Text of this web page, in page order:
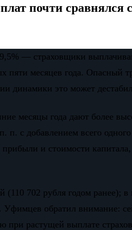
почти сравнялся
— страховщики
пяти месяцев года. Опасный
динамики это может
месяцы года дают более
с добавлением всего
и стоимости капитала,
702 рубля годом ранее); в
обратил внимание:
при растущей выплате